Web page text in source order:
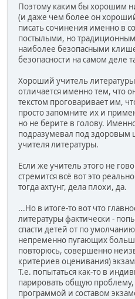
Поэтому каким бы хорошим
(и даже чем более он
писать сочинения именно в
постылыми, но
наиболее безопасными
безопасности на самом деле
Хороший учитель
отличается именно тем, что
текстом проговаривает им,
просто запомните их и
но не берите в голову.
подразумевал под
учителя литературы.
Если же учитель этого не
стремится всё вот это
тогда ахтунг, дела плохи, да.
...Но в итоге-то вот что
литературы фактически -
спасти детей от по
непременно пугающих
повторюсь, совершенно
критериев оценивания)
Т.е. попытаться как-то в
парировать общую
программой и составом